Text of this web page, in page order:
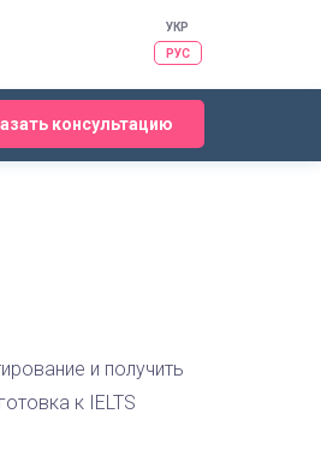
УКР
РУС
консультацию
и получить
к IELTS